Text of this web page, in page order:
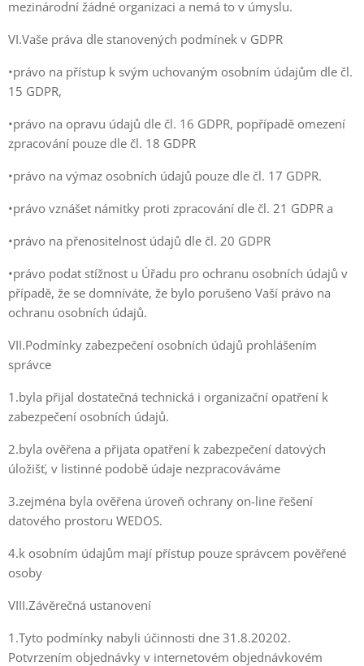
mezinárodní žádné organizaci a nemá to v úmyslu.
VI.Vaše práva dle stanovených podmínek v GDPR
•právo na přístup k svým uchovaným osobním údajům dle čl.
15 GDPR,
•právo na opravu údajů dle čl. 16 GDPR, popřípadě omezení
zpracování pouze dle čl. 18 GDPR
•právo na výmaz osobních údajů pouze dle čl. 17 GDPR.
•právo vznášet námitky proti zpracování dle čl. 21 GDPR a
•právo na přenositelnost údajů dle čl. 20 GDPR
•právo podat stížnost u Úřadu pro ochranu osobních údajů v
případě, že se domníváte, že bylo porušeno Vaší právo na
ochranu osobních údajů.
VII.Podmínky zabezpečení osobních údajů prohlášením
správce
1.byla přijal dostatečná technická i organizační opatření k
zabezpečení osobních údajů.
2.byla ověřena a přijata opatření k zabezpečení datových
úložišť, v listinné podobě údaje nezpracováváme
3.zejména byla ověřena úroveň ochrany on-line řešení
datového prostoru WEDOS.
4.k osobním údajům mají přístup pouze správcem pověřené
osoby
VIII.Závěrečná ustanovení
1.Tyto podmínky nabyli účinnosti dne 31.8.20202.
Potvrzením objednávky v internetovém objednávkovém